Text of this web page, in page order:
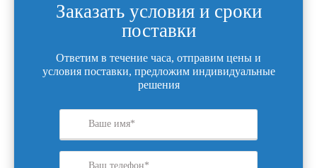
Заказать условия и сроки
поставки
Ответим в течение часа, отправим цены и
условия поставки, предложим индивидуальные
решения